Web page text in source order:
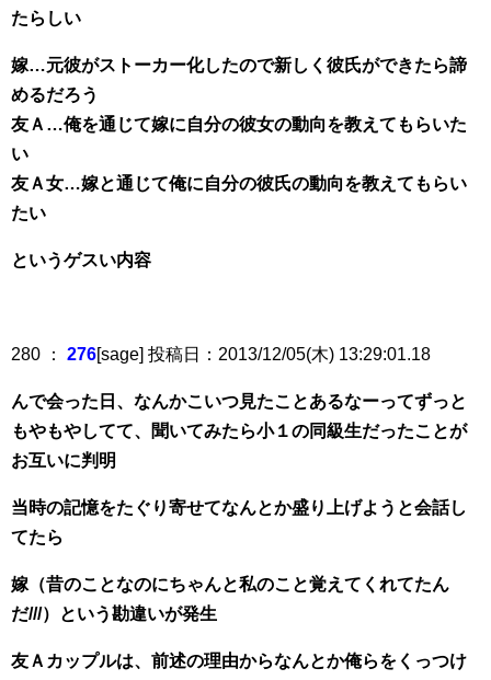
たらしい
嫁…元彼がストーカー化したので新しく彼氏ができたら諦
めるだろう
友Ａ…俺を通じて嫁に自分の彼女の動向を教えてもらいた
い
友Ａ女…嫁と通じて俺に自分の彼氏の動向を教えてもらい
たい
というゲスい内容
280 ： 276[sage] 投稿日：2013/12/05(木) 13:29:01.18
んで会った日、なんかこいつ見たことあるなーってずっと
もやもやしてて、聞いてみたら小１の同級生だったことが
お互いに判明
当時の記憶をたぐり寄せてなんとか盛り上げようと会話し
てたら
嫁（昔のことなのにちゃんと私のこと覚えてくれてたん
だ///）という勘違いが発生
友Ａカップルは、前述の理由からなんとか俺らをくっつけ